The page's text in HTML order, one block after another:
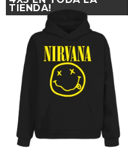
TIENDA!